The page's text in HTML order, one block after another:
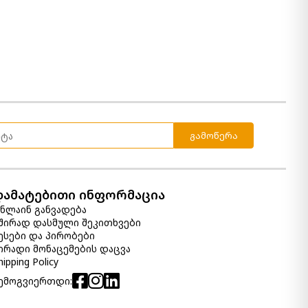
Item: A8000315
რაოდენობა:
კალათაში დამატება
Erline კედლის დეკორი
1 540.00 ₾
Item: A8000329
სურათი Paytah
გამოწერა
ინფორმაცია
განვადება
დასმული შეკითხვები
და პირობები
მონაცემების დაცვა
Policy